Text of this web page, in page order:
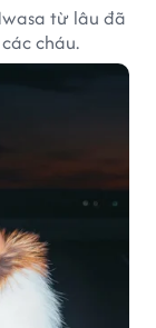
từ lâu đã
cháu.